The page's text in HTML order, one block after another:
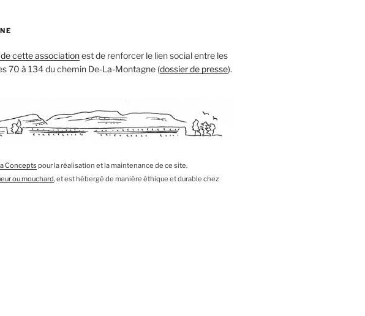
cette associationest de renforcer le lien social entre les
70 à 134 du chemin De-La-Montagne (dossier de presse).
Conceptspour la réalisation et la maintenance de ce site.
ou mouchard, et est hébergé de manière éthique et durable chez